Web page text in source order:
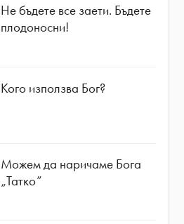
Не бъдете все заети. Бъдете
плодоносни!
Кого използва Бог?
Можем да наричаме Бога
„Татко”